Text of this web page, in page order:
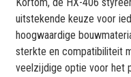
uitstekende keuze voor
hoogwaardige
sterkte en compatibiliteit
veelzijdige optie voor het